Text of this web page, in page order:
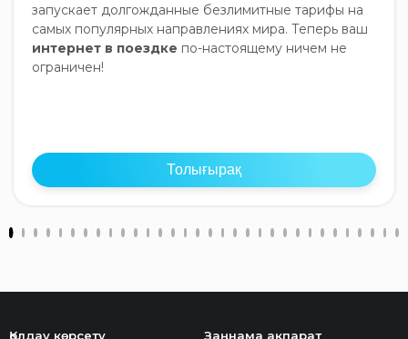
запускает долгожданные безлимитные тарифы на
самых популярных направлениях мира. Теперь ваш
интернет в поездке по-настоящему ничем не
ограничен!
Толығырақ
Қолдау көрсету Заңнама ақпарат